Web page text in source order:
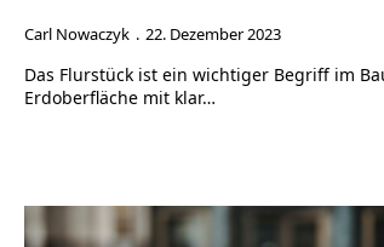
Carl Nowaczyk 22. Dezember 2023
Das Flurstück ist ein wichtiger Begriff im
Erdoberfläche mit klar…